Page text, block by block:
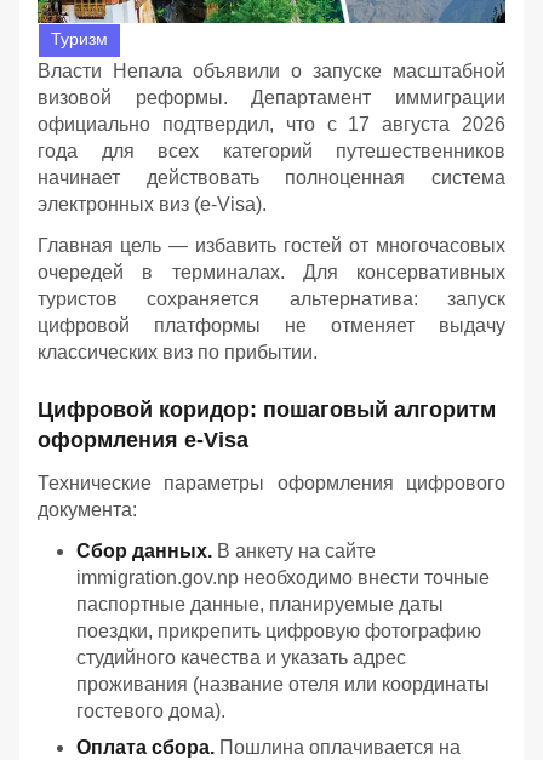
Туризм
Власти Непала объявили о запуске масштабной
визовой реформы. Департамент иммиграции
официально подтвердил, что с 17 августа 2026
года для всех категорий путешественников
начинает действовать полноценная система
электронных виз (e-Visa).
Главная цель — избавить гостей от многочасовых
очередей в терминалах. Для консервативных
туристов сохраняется альтернатива: запуск
цифровой платформы не отменяет выдачу
классических виз по прибытии.
Цифровой коридор: пошаговый алгоритм
оформления e-Visa
Технические параметры оформления цифрового
документа:
Сбор данных. В анкету на сайте
immigration.gov.np необходимо внести точные
паспортные данные, планируемые даты
поездки, прикрепить цифровую фотографию
студийного качества и указать адрес
проживания (название отеля или координаты
гостевого дома).
Оплата сбора. Пошлина оплачивается на